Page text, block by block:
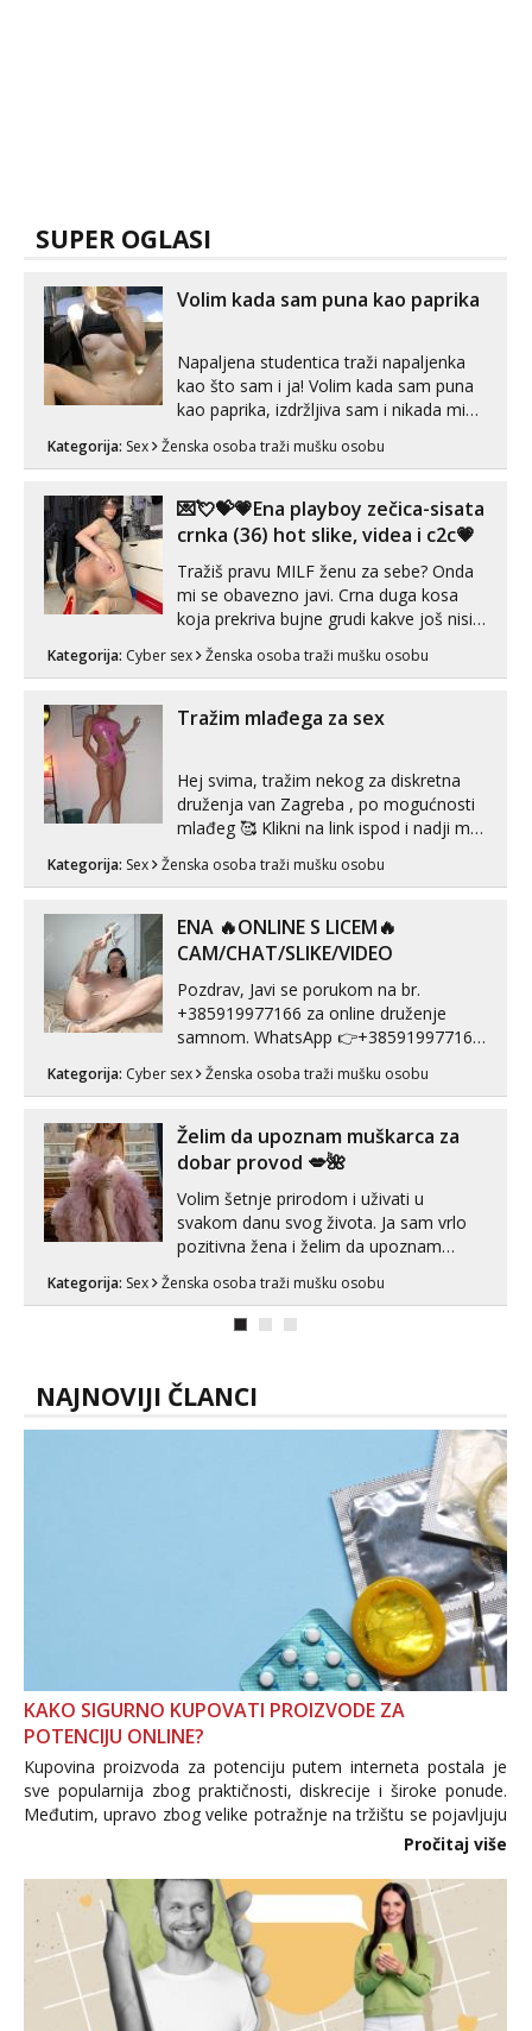
SUPER OGLASI
Volim kada sam puna kao paprika
Napaljena studentica traži napaljenka
kao što sam i ja! Volim kada sam puna
kao paprika, izdržljiva sam i nikada mi
puta dnevno bilo kad i bilo gdje zato se
link ispod i nadji me tamo, cekam te!
Kategorija: Sex Ženska osoba traži mušku osobu
💌💘💝💗Ena playboy zečica-sisata
crnka (36) hot slike, videa i c2c💗
Tražiš pravu MILF ženu za sebe? Onda
mi se obavezno javi. Crna duga kosa
koja prekriva bujne grudi kakve još nisi
vidio, čista ŠESTICA! A usne? O usnama
bolje da ni ne pričam. Prave pune usne
vjeruj mi, takve još nisi vidio. Uvijek sam
spremna za ONLOINE zabavu...
Kategorija: Cyber sex Ženska osoba traži mušku osobu
Tražim mlađega za sex
Hej svima, tražim nekog za diskretna
druženja van Zagreba , po mogućnosti
mlađeg 🥰 Klikni na link ispod i nadji me
Kategorija: Sex Ženska osoba traži mušku osobu
ENA 🔥ONLINE S LICEM🔥
CAM/CHAT/SLIKE/VIDEO
Pozdrav, Javi se porukom na br.
+385919977166 za online druženje
samnom. WhatsApp 👉+385919977166
Telegram 👉@enafriedrichkis Radim
videopozive s licem, solo i s partnerom,
kombinacije halteri, haljine, štikle,
samostojeće itd. Nudim svakakva videa
seksa, puš...
Kategorija: Cyber sex Ženska osoba traži mušku osobu
Želim da upoznam muškarca za
dobar provod 💋🌺
Volim šetnje prirodom i uživati u
svakom danu svog života. Ja sam vrlo
pozitivna žena i želim da upoznam
može i nešto više.💋🌺 Klikni na link
ispod i nadji me tamo, cekam te!
Kategorija: Sex Ženska osoba traži mušku osobu
NAJNOVIJI ČLANCI
KAKO SIGURNO KUPOVATI PROIZVODE ZA
POTENCIJU ONLINE?
Kupovina proizvoda za potenciju putem interneta postala je
sve popularnija zbog praktičnosti, diskrecije i široke ponude.
Međutim, upravo zbog velike potražnje na tržištu se pojavljuju
i brojni krivotvoreni proizvodi, nepouzdane internetske
Pročitaj više